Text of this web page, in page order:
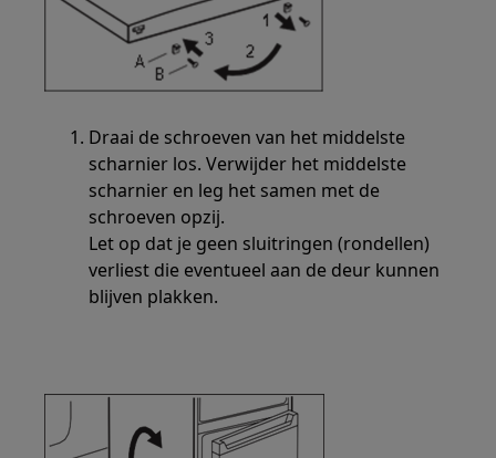
Draai de schroeven van het middelste
scharnier los. Verwijder het middelste
scharnier en leg het samen met de
schroeven opzij.
Let op dat je geen sluitringen (rondellen)
verliest die eventueel aan de deur kunnen
blijven plakken.